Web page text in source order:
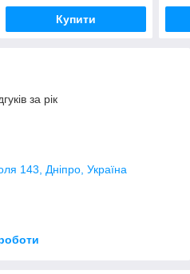
Купити
за рік
143, Дніпро, Україна